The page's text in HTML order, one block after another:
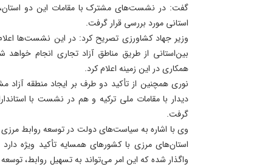
گفت: در نشست‌های مشترک با مقامات این دو
استانی مورد بررسی قرار گرفت.
وزیر جهاد کشاورزی تصریح کرد: در این نشست‌ها
بین‌استانی از طریق مناطق آزاد تجاری انجام
همکاری در این زمینه اعلام کرد.
نوری همچنین از تأکید دو طرف بر ایجاد منطقه
دیدار با مقامات ملی ترکیه و هم در نشست با
گرفت.
وی با اشاره به سیاست‌های دولت در توسعه روابط
استان‌های مرزی با کشورهای همسایه تأکید ویژه دارد
واگذار شده که این امر می‌تواند به تسهیل روابط،